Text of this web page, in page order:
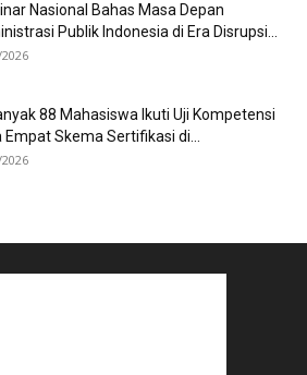
Nasional Bahas Masa Depan
Publik Indonesia di Era Disrupsi...
88 Mahasiswa Ikuti Uji Kompetensi
Empat Skema Sertifikasi di...